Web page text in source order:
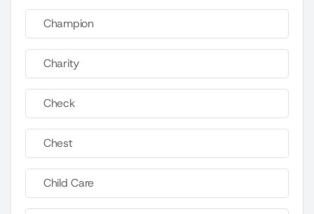
Champion
Charity
Check
Chest
Child Care